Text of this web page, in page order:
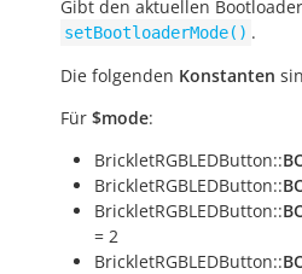
Gibt den aktuellen
setBootloaderMode() .
Die folgenden Konstanten
Für $mode:
BrickletRGBLEDButton::
BrickletRGBLEDButton::
BrickletRGBLEDButton::
= 2
BrickletRGBLEDButton::